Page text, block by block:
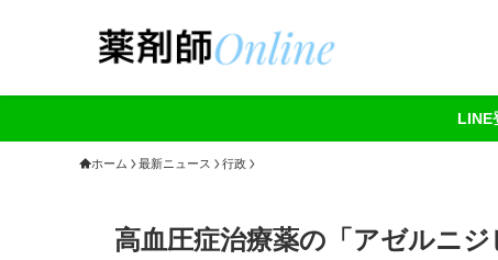
LINE
ホーム 最新ニュース 行政
高血圧症治療薬の「アゼルニ